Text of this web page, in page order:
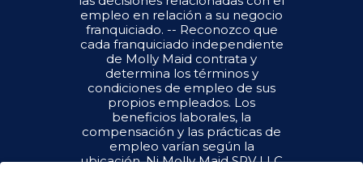
empleo en relación a su negocio
franquiciado. -- Reconozco que
cada franquiciado independiente
de Molly Maid contrata y
determina los términos y
condiciones de empleo de sus
propios empleados. Los
beneficios laborales, la
compensación y las prácticas de
empleo varían según la
ubicación. Ni Molly Maid SPV LLC